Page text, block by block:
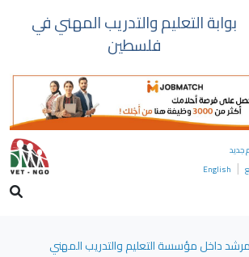
بوابة التعليم والتدريب المهني في
فلسطين
|
English
داخل مؤسسة التعليم والتدريب المهني